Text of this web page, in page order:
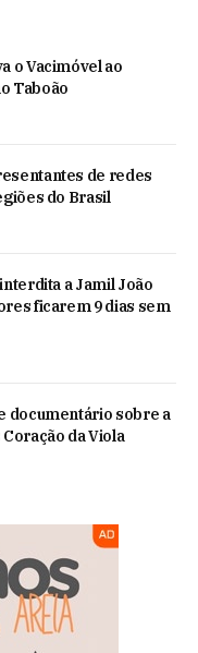
o Vacimóvel ao
Taboão
de redes
do Brasil
a Jamil João
ficarem 9 dias sem
documentário sobre a
da Viola